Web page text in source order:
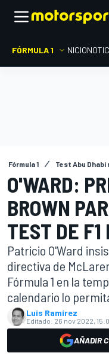
FÓRMULA 1 INICIO
Fórmula 1 Test Abu Dhabi
O'WARD:
BROWN
TEST DE
Patricio O'Ward
directiva de
Fórmula 1 en la
calendario lo
Luis Ramírez
Editado: 26 nov 2022,
AÑADIR